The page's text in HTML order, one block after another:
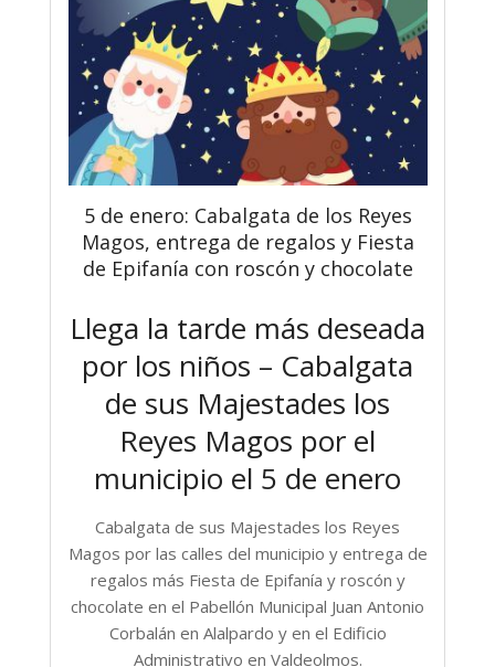
5 de enero: Cabalgata de los Reyes
Magos, entrega de regalos y Fiesta
de Epifanía con roscón y chocolate
Llega la tarde más deseada
por los niños – Cabalgata
de sus Majestades los
Reyes Magos por el
municipio el 5 de enero
Cabalgata de sus Majestades los Reyes
Magos por las calles del municipio y entrega de
regalos más Fiesta de Epifanía y roscón y
chocolate en el Pabellón Municipal Juan Antonio
Corbalán en Alalpardo y en el Edificio
Administrativo en Valdeolmos.